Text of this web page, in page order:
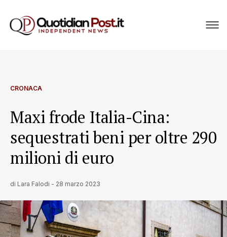
CRONACA
Maxi frode Italia-Cina:
sequestrati beni per oltre 290
milioni di euro
di Lara Falodi - 28 marzo 2023